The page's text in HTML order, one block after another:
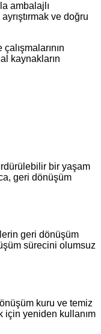
ambalajlı
ve doğru
kaynakların
bir yaşam
geri dönüşüm
geri dönüşüm
sürecini olumsuz
kuru ve temiz
için yeniden kullanım